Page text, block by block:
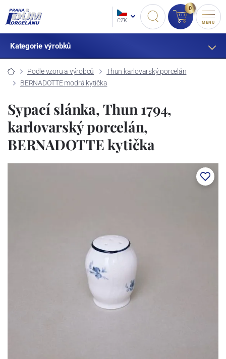
CZK
0
MENU
Kategorie výrobků
Podle vzoru a výrobců
Thun karlovarský porcelán
BERNADOTTE modrá kytička
Sypací slánka, Thun 1794,
karlovarský porcelán,
BERNADOTTE kytička